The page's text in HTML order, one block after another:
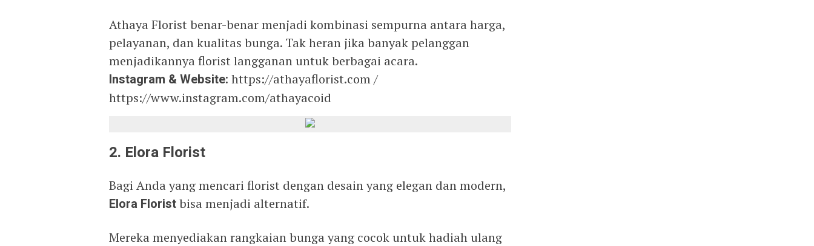
Athaya Florist benar-benar menjadi kombinasi sempurna antara harga,
pelayanan, dan kualitas bunga. Tak heran jika banyak pelanggan
menjadikannya florist langganan untuk berbagai acara.
Instagram & Website: https://athayaflorist.com /
https://www.instagram.com/athayacoid
2. Elora Florist
Bagi Anda yang mencari florist dengan desain yang elegan dan modern,
Elora Floristbisa menjadi alternatif.
Mereka menyediakan rangkaian bunga yang cocok untuk hadiah ulang